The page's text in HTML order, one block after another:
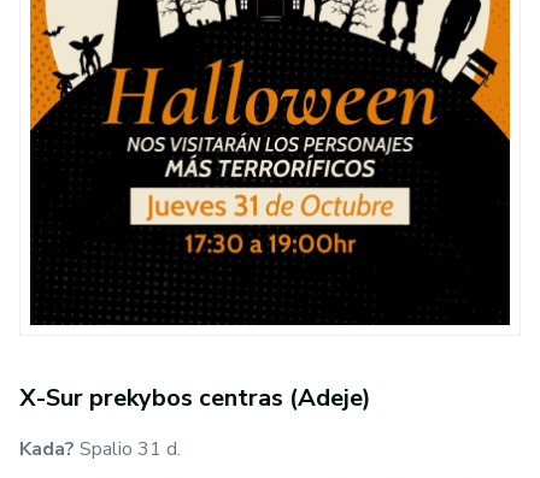
X-Sur prekybos centras (Adeje)
Kada? Spalio 31 d.